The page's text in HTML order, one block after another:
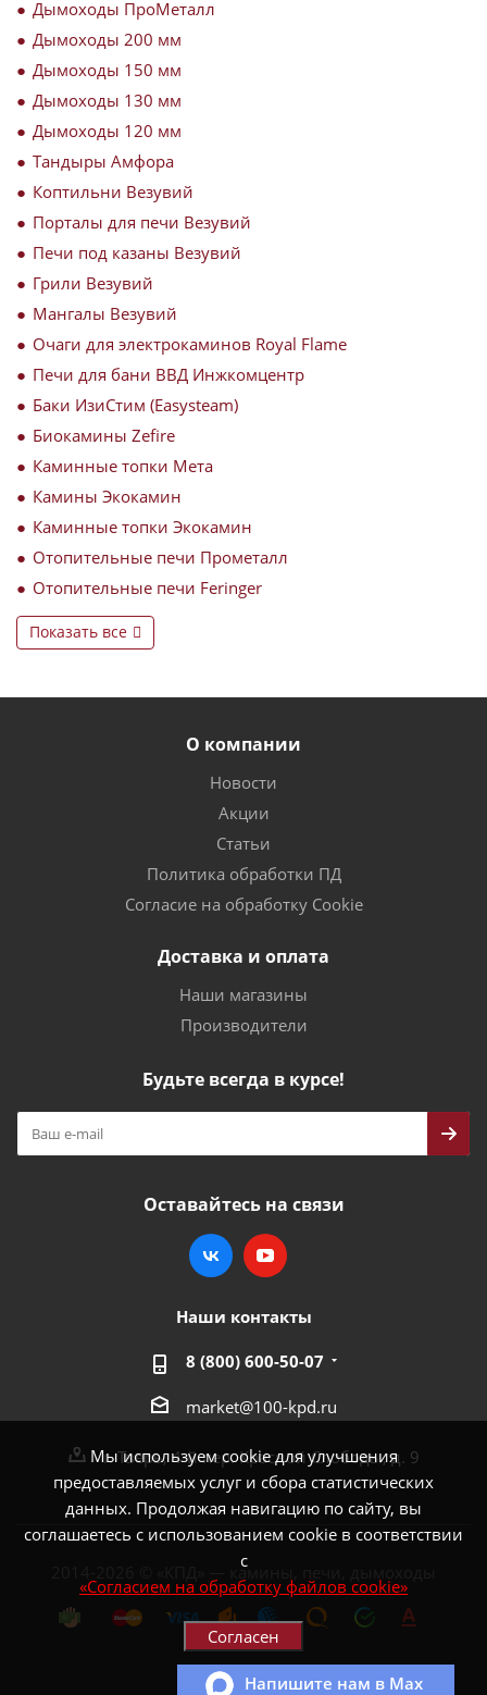
Мы используем cookie для улучшения
предоставляемых услуг и сбора статистических
данных. Продолжая навигацию по сайту, вы
соглашаетесь с использованием cookie в соответствии
с
«Согласием на обработку файлов cookie»
Согласен
Напишите нам в Max
Дымоходы ПроМеталл
Дымоходы 200 мм
Дымоходы 150 мм
Дымоходы 130 мм
Дымоходы 120 мм
Тандыры Амфора
Коптильни Везувий
Порталы для печи Везувий
Печи под казаны Везувий
Грили Везувий
Мангалы Везувий
Очаги для электрокаминов Royal Flame
Печи для бани ВВД Инжкомцентр
Баки ИзиСтим (Easysteam)
Биокамины Zefire
Каминные топки Мета
Камины Экокамин
Каминные топки Экокамин
Отопительные печи Прометалл
Отопительные печи Feringer
Показать все
О компании
Новости
Акции
Статьи
Политика обработки ПД
Согласие на обработку Cookie
Доставка и оплата
Наши магазины
Производители
Будьте всегда в курсе!
Оставайтесь на связи
Наши контакты
8 (800) 600-50-07
market@100-kpd.ru
г. Тверь, 4-й пер. Красной Слободы, д. 9
2014-2026 © «КПД» — камины, печи, дымоходы